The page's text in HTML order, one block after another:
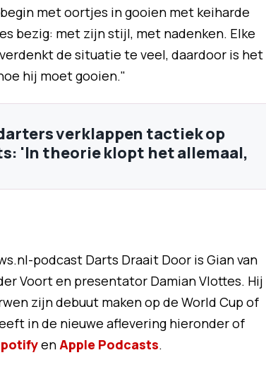
met oortjes in gooien met keiharde
bezig: met zijn stijl, met nadenken. Elke
de situatie te veel, daardoor is het
hij moet gooien."
verklappen tactiek op
'In theorie klopt het allemaal,
podcast Darts Draait Door is Gian van
Voort en presentator Damian Vlottes. Hij
zijn debuut maken op de World Cup of
in de nieuwe aflevering hieronder of
enApple Podcasts.